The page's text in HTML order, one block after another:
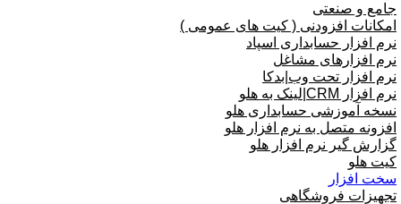
جامع و صنعتی
امکانات افزودنی ( کیت های عمومی )
نرم افزار حسابداری اسپاد
نرم افزارهای مشاغل
نرم افزار تحت وب|بدکا
نرم افزار CRM|لینک به هلو
نسخه آموزشی حسابداری هلو
افزونه متصل به نرم افزار هلو
گزارش گیر نرم افزار هلو
کیت هلو
سخت افزار
تجهیزات فروشگاهی